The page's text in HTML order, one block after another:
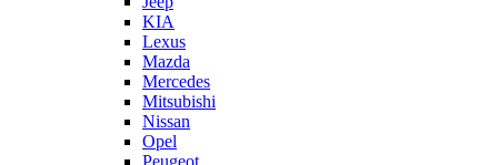
KIA
Lexus
Mazda
Mercedes
Mitsubishi
Nissan
Opel
Peugeot